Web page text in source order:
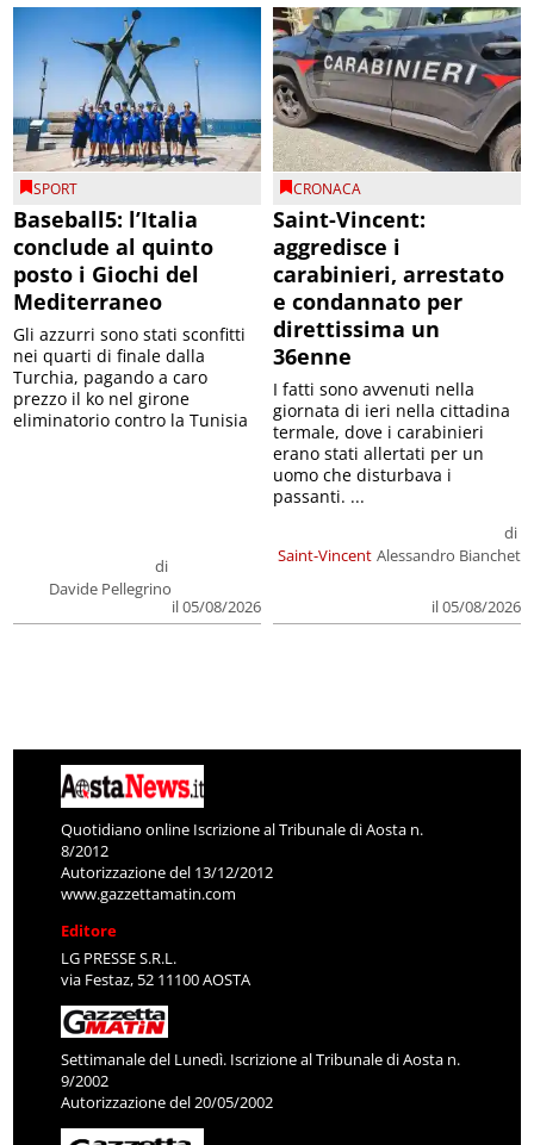
SPORT
Baseball5: l’Italia
conclude al quinto
posto i Giochi del
Mediterraneo
di
Davide Pellegrino
il 05/08/2026
Gli azzurri sono stati sconfitti
nei quarti di finale dalla
Turchia, pagando a caro
prezzo il ko nel girone
eliminatorio contro la Tunisia
CRONACA
Saint-Vincent:
aggredisce i
carabinieri, arrestato
e condannato per
direttissima un
36enne
Saint-Vincent
di
Alessandro Bianchet
il 05/08/2026
I fatti sono avvenuti nella
giornata di ieri nella cittadina
termale, dove i carabinieri
erano stati allertati per un
uomo che disturbava i
passanti. ...
Quotidiano online Iscrizione al Tribunale di Aosta n.
8/2012
Autorizzazione del 13/12/2012
www.gazzettamatin.com
Editore
LG PRESSE S.R.L.
via Festaz, 52 11100 AOSTA
Settimanale del Lunedì. Iscrizione al Tribunale di Aosta n.
9/2002
Autorizzazione del 20/05/2002